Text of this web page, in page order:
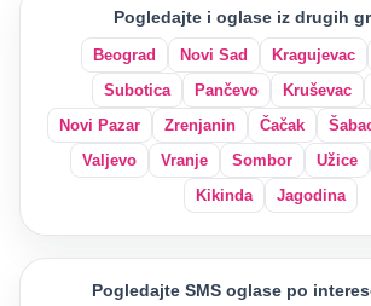
Pogledajte i oglase iz drugih
Beograd Novi Sad Kragujevac
Subotica
Pančevo Kruševac
Novi Pazar
Zrenjanin Čačak
Valjevo
Vranje Sombor Užice
Kikinda
Jagodina
Pogledajte SMS oglase po